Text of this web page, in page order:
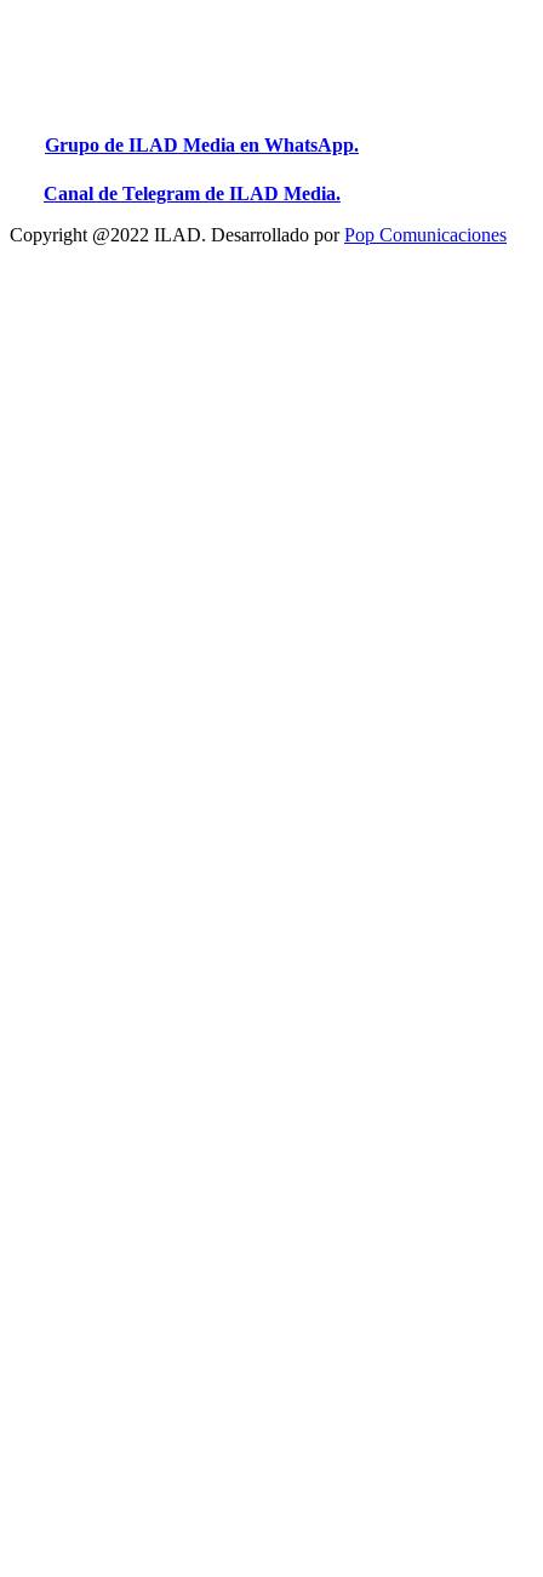
Grupo de ILAD Media en WhatsApp.
Canal de Telegram de ILAD Media.
Copyright @2022 ILAD. Desarrollado porPop Comunicaciones